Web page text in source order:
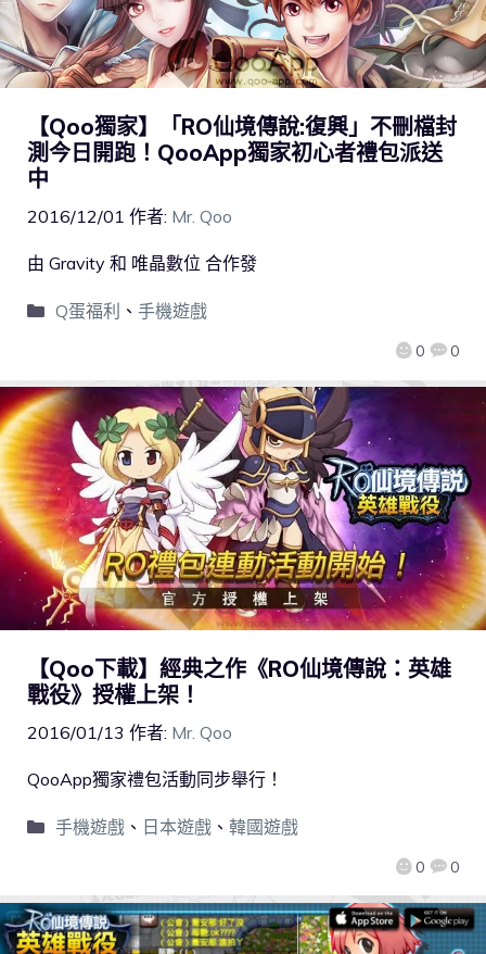
【Qoo獨家】「RO仙境傳說:復興」不刪檔封
測今日開跑！QooApp獨家初心者禮包派送
中
2016/12/01 作者: Mr. Qoo
0 0
由 Gravity 和 唯晶數位 合作發
Q蛋福利 、 手機遊戲
【Qoo下載】經典之作《RO仙境傳說：英雄
戰役》授權上架！
2016/01/13 作者: Mr. Qoo
0 0
QooApp獨家禮包活動同步舉行！
手機遊戲、 日本遊戲、 韓國遊戲